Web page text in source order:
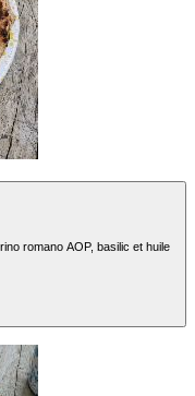
romano AOP, basilic et huile